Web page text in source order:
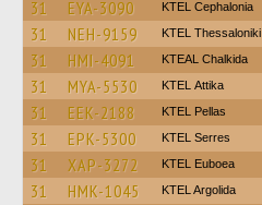
31 EYA-3090 KTEL Cephalonia
31 NEH-9159 KTEL Thessaloniki
31 HMI-4091 KTEAL Chalkida
31 MYA-5530 KΤΕL Αttika
31 EEK-2188 KTEL Pellas
31 EPK-5300 KTEL Serres
31 XAP-3272 ΚΤΕL Euboea
31 HMK-1045 KTEL Argolida